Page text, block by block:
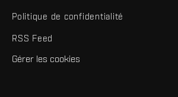
Politique de confidentialité
RSS Feed
Gérer les cookies